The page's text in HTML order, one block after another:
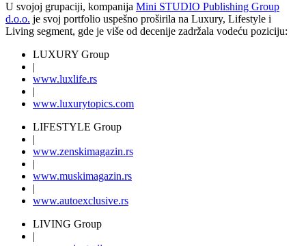
U svojoj grupaciji, kompanija Mini STUDIO Publishing Group
d.o.o. je svoj portfolio uspešno proširila na Luxury, Lifestyle i
Living segment, gde je više od decenije zadržala vodeću poziciju:
LUXURY Group
|
www.luxlife.rs
|
www.luxurytopics.com
LIFESTYLE Group
|
www.zenskimagazin.rs
|
www.muskimagazin.rs
|
www.autoexclusive.rs
LIVING Group
|